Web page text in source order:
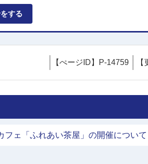
する
【ぺージID】 P-14759 【
フェ「ふれあい茶屋」の開催について